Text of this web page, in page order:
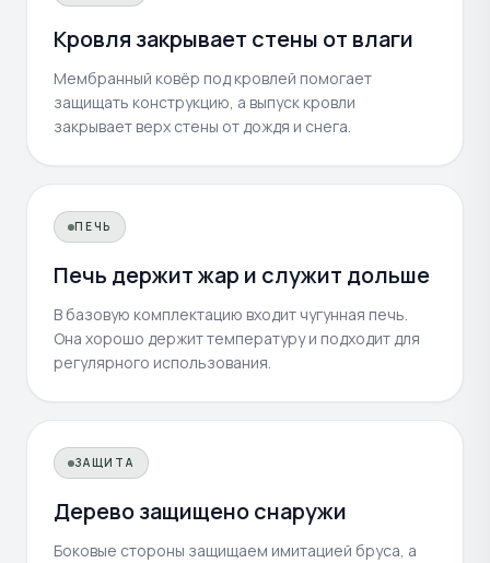
Кровля закрывает стены от влаги
Мембранный ковёр под кровлей помогает
защищать конструкцию, а выпуск кровли
закрывает верх стены от дождя и снега.
ПЕЧЬ
Печь держит жар и служит дольше
В базовую комплектацию входит чугунная печь.
Она хорошо держит температуру и подходит для
регулярного использования.
ЗАЩИТА
Дерево защищено снаружи
Боковые стороны защищаем имитацией бруса, а